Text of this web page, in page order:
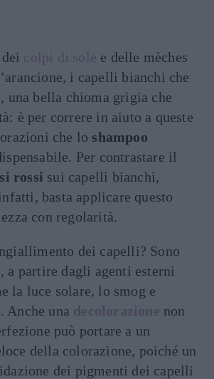
colpi di sole e delle mèches
i capelli bianchi che
una bella chioma grigia che
è per correre in aiuto a queste
che lo shampoo
Per contrastare il
rossi sui capelli bianchi,
basta applicare questo
con regolarità.
dei capelli? Sono
a partire dagli agenti esterni
la luce solare, lo smog e
Anche una decolorazione non
può portare a un
della colorazione, poiché un
dei pigmenti dei capelli